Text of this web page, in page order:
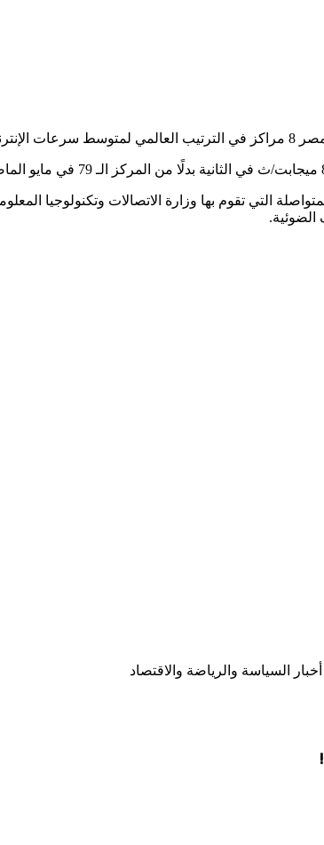
التي تقوم بها وزارة الاتصالات وتكنولوجيا
الضوئية.
السياسة والرياضة والاقتصاد